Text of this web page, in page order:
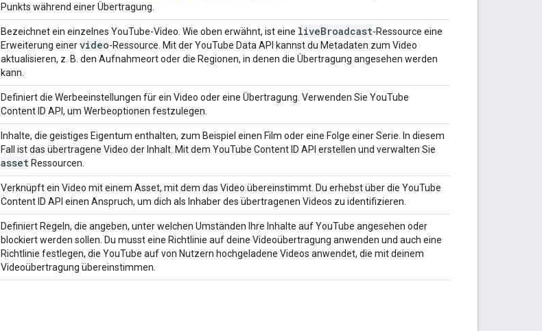
Punkts während einer Übertragung.
Bezeichnet ein einzelnes YouTube-Video. Wie oben erwähnt, ist eine liveBroadcast-Ressource eine
Erweiterung einervideo-Ressource. Mit der YouTube Data API kannst du Metadaten zum Video
aktualisieren, z. B. den Aufnahmeort oder die Regionen, in denen die Übertragung angesehen werden
kann.
Definiert die Werbeeinstellungen für ein Video oder eine Übertragung. Verwenden Sie YouTube
Content ID API , um Werbeoptionen festzulegen.
Inhalte, die geistiges Eigentum enthalten, zum Beispiel einen Film oder eine Folge einer Serie. In diesem
Fall ist das übertragene Video der Inhalt. Mit dem YouTube Content ID API erstellen und verwalten Sie
asset Ressourcen.
Verknüpft ein Video mit einem Asset, mit dem das Video übereinstimmt. Du erhebst über die YouTube
Content ID API einen Anspruch, um dich als Inhaber des übertragenen Videos zu identifizieren.
Definiert Regeln, die angeben, unter welchen Umständen Ihre Inhalte auf YouTube angesehen oder
blockiert werden sollen. Du musst eine Richtlinie auf deine Videoübertragung anwenden und auch eine
Richtlinie festlegen, die YouTube auf von Nutzern hochgeladene Videos anwendet, die mit deinem
Videoübertragung übereinstimmen.